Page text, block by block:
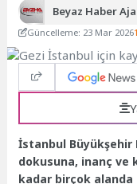
Beyaz Haber
Güncelleme: 23 Mar 2026
İstanbul Büyükşehir
dokusuna, inanç ve
kadar birçok alanda